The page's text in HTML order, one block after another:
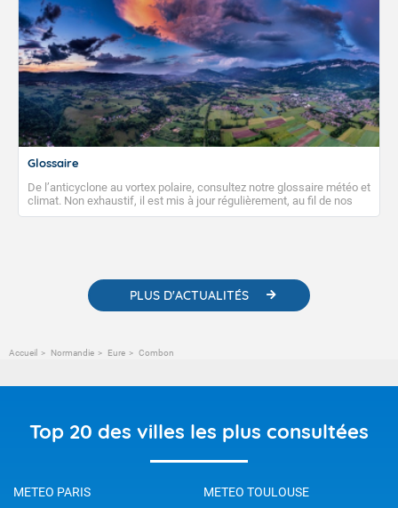
Glossaire
De l’anticyclone au vortex polaire, consultez notre glossaire météo et
climat. Non exhaustif, il est mis à jour régulièrement, au fil de nos
publications. Vous y trouverez également des liens utiles vers nos
PLUS D'ACTUALITÉS
Accueil Normandie Eure Combon
Top 20 des villes les plus consultées
METEO PARIS
METEO TOULOUSE